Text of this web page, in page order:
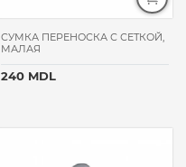
СУМКА ПЕРЕНОСКА С СЕТКОЙ,
МАЛАЯ
240 MDL